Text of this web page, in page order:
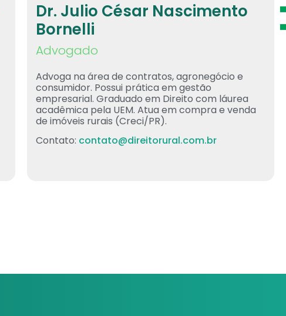
Dr. Julio César Nascimento
Bornelli
Advogado
Advoga na área de contratos, agronegócio e
consumidor. Possui prática em gestão
empresarial. Graduado em Direito com láurea
acadêmica pela UEM. Atua em compra e venda
de imóveis rurais (Creci/PR).
Contato: contato@direitorural.com.br